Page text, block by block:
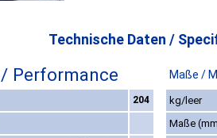
Technische Daten /
Performance Maße /
204
kg/leer
Maße